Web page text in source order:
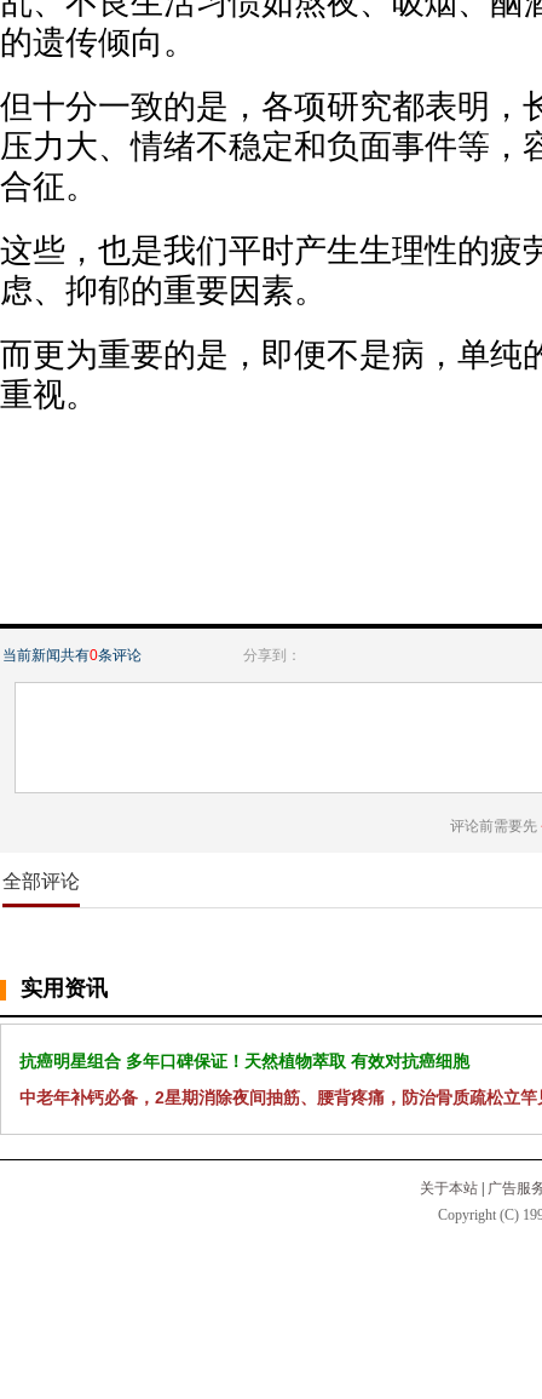
的遗传倾向。
但十分一致的是，各项研究都表明，
压力大、情绪不稳定和负面事件等，
合征。
这些，也是我们平时产生生理性的疲
虑、抑郁的重要因素。
而更为重要的是，即便不是病，单纯
重视。
当前新闻共有0条评论 分享到：
评论前需要先
全部评论
实用资讯
抗癌明星组合 多年口碑保证！天然植物萃取 有效对抗癌细胞
中老年补钙必备，2星期消除夜间抽筋、腰背疼痛，防治骨质疏松立竿
关于本站 | 广告服
Copyright (C)